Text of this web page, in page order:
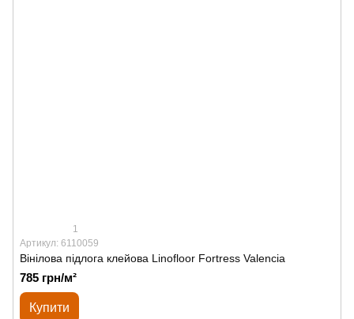
1
Артикул: 6110059
Вінілова підлога клейова Linofloor Fortress Valencia
785 грн/м²
Купити